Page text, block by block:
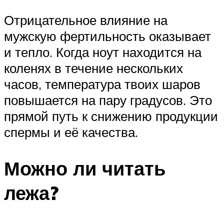
Отрицательное влияние на
мужскую фертильность оказывает
и тепло. Когда ноут находится на
коленях в течение нескольких
часов, температура твоих шаров
повышается на пару градусов. Это
прямой путь к снижению продукции
спермы и её качества.
Можно ли читать
лежа?